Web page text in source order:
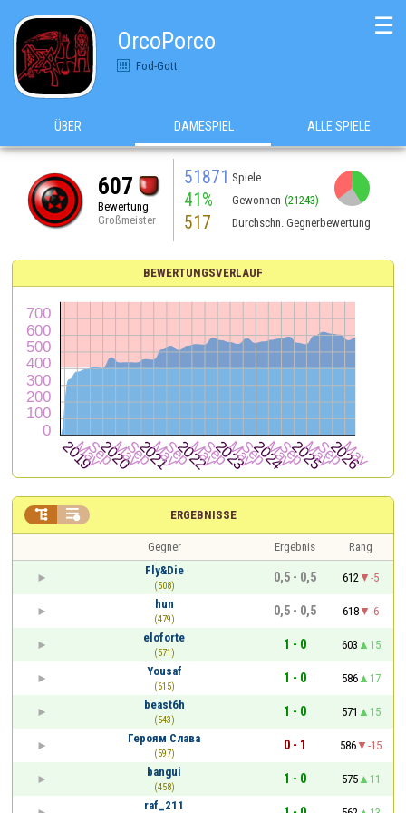
OrcoPorco
Fod-Gott
☰
ÜBER DAMESPIEL ALLE SPIELE
607
Bewertung
Großmeister
51871 Spiele
41% Gewonnen (21243)
517 Durchschn. Gegnerbewertung
BEWERTUNGSVERLAUF
ERGEBNISSE
 
Gegner Ergebnis
Rang
Fly&Die
(508)
0,5 - 0,5 612
-5
hun
(479)
0,5 - 0,5 618
-6
eloforte
(571)
1 - 0 603
15
Yousaf
(615)
1 - 0 586
17
beast6h
(543)
1 - 0 571
15
Героям Слава
(597)
0 - 1 586
-15
bangui
(458)
1 - 0 575
11
raf_211